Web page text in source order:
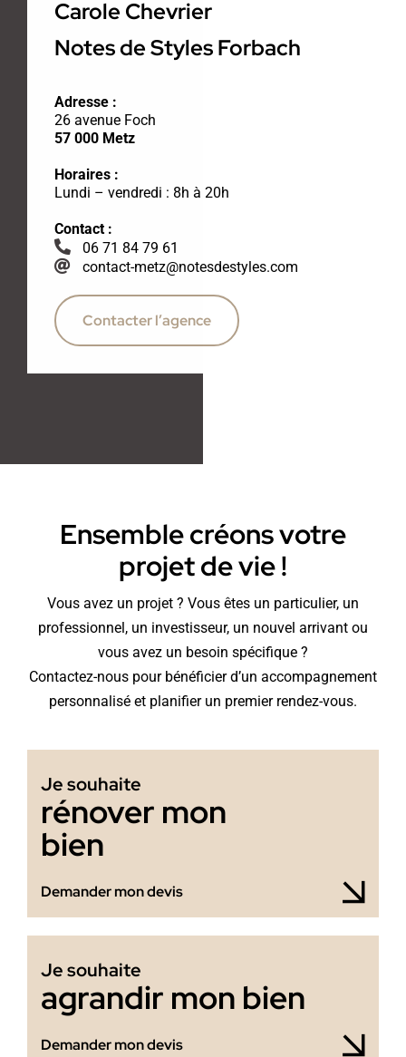
Carole Chevrier
Notes de Styles Forbach
Adresse :
26 avenue Foch
57 000 Metz
Horaires :
Lundi – vendredi : 8h à 20h
Contact :
06 71 84 79 61
contact-metz@notesdestyles.com
Contacter l’agence
Ensemble créons votre
projet de vie !
Vous avez un projet ? Vous êtes un particulier, un
professionnel, un investisseur, un nouvel arrivant ou
vous avez un besoin spécifique ?
Contactez-nous pour bénéficier d’un accompagnement
personnalisé et planifier un premier rendez-vous.
Je souhaite
rénover mon
bien
Demander mon devis
Je souhaite
agrandir mon bien
Demander mon devis